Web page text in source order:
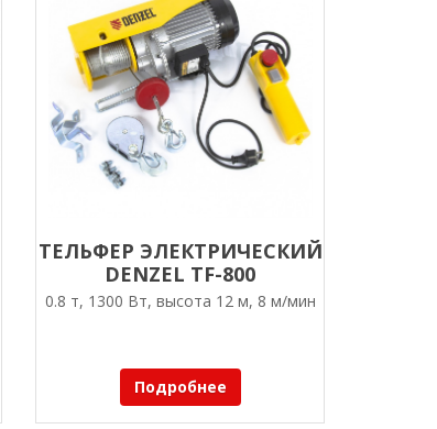
ТЕЛЬФЕР ЭЛЕКТРИЧЕСКИЙ
DENZEL TF-800
0.8 т, 1300 Вт, высота 12 м, 8 м/мин
Подробнее